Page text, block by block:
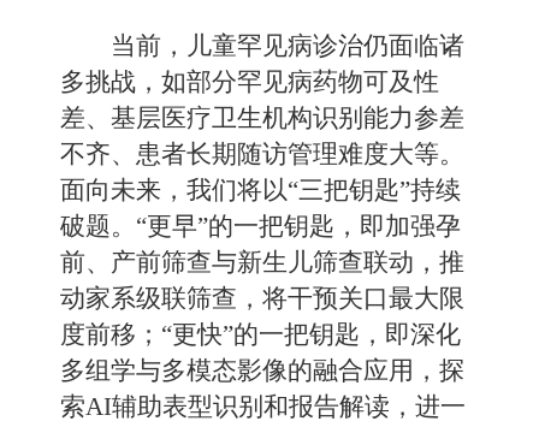
当前，儿童罕见病诊治仍面临诸
多挑战，如部分罕见病药物可及性
差、基层医疗卫生机构识别能力参差
不齐、患者长期随访管理难度大等。
面向未来，我们将以“三把钥匙”持续
破题。“更早”的一把钥匙，即加强孕
前、产前筛查与新生儿筛查联动，推
动家系级联筛查，将干预关口最大限
度前移；“更快”的一把钥匙，即深化
多组学与多模态影像的融合应用，探
索AI辅助表型识别和报告解读，进一